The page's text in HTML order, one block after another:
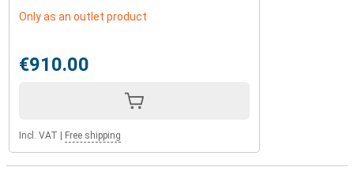
Only as an outlet product
€910.00
Incl. VAT Free shipping